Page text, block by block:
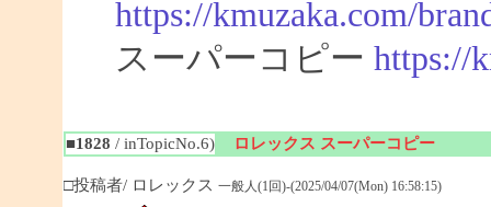
https://kmuzaka.com/
スーパーコピー https://
■1828 / inTopicNo.6) ロレックス スーパーコピー
□投稿者/ ロレックス 一般人(1回)-(2025/04/07(Mon) 16:58:15)